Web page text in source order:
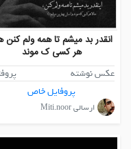
انقدر بد میشم تا همه ولم کنن
هر کسی ک موند
عکس نوشته
پروفایل خاص
ارسالی Miti.noor